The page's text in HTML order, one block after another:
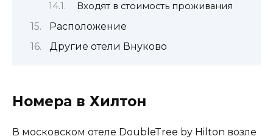
Входят в стоимость проживания
Расположение
Другие отели Внуково
Номера в Хилтон
В московском отеле DoubleTree by Hilton возле